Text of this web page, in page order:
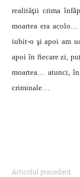
realităţii crima
moartea era
iubit-o şi apoi am
apoi în fiecare zi,
moartea… atunci,
criminale…
Articolul precedent